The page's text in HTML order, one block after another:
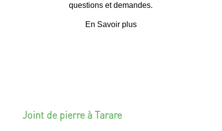
questions et demandes.
En Savoir plus
Joint de pierre à Tarare